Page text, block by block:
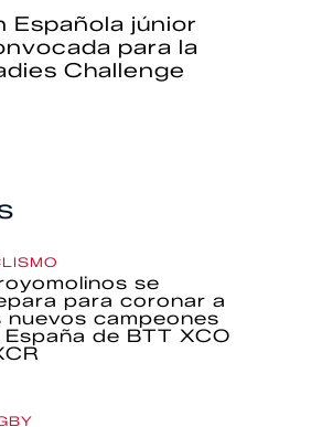
Española júnior
para la
Challenge
se
para coronar a
nuevos campeones
España de BTT XCO